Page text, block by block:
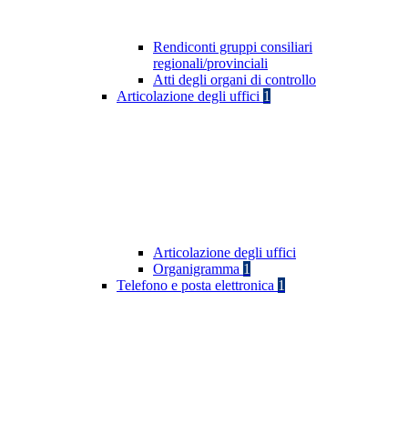
Rendiconti gruppi consiliari
regionali/provinciali
Atti degli organi di controllo
Articolazione degli uffici 1
Articolazione degli uffici
Organigramma 1
Telefono e posta elettronica 1